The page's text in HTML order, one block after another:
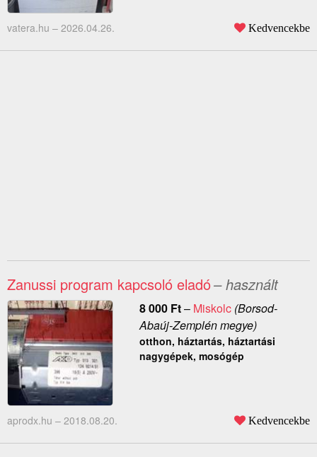
vatera.hu – 2026.04.26. Kedvencekbe
Zanussi program kapcsoló eladó– használt
8 000 Ft– Miskolc(Borsod-
Abaúj-Zemplén megye)
otthon, háztartás, háztartási
nagygépek, mosógép
aprodx.hu – 2018.08.20. Kedvencekbe